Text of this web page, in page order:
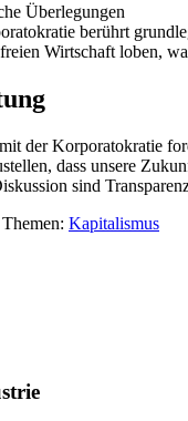
Überlegungen
berührt
Wirtschaft loben,
der Korporatokratie
dass unsere
sind
Themen: Kapitalismus